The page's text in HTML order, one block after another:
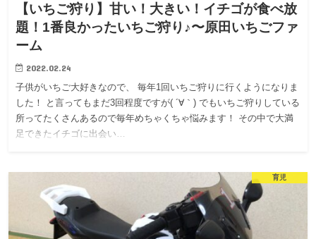
【いちご狩り】甘い！大きい！イチゴが食べ放
題！1番良かったいちご狩り♪〜原田いちごファ
ーム
2022.02.24
子供がいちご大好きなので、 毎年1回いちご狩りに行くようになりま
した！ と言ってもまだ3回程度ですが( ´∀｀) でもいちご狩りしている
所ってたくさんあるので毎年めちゃくちゃ悩みます！ その中で大満
足できたイチゴに出会い…
育児